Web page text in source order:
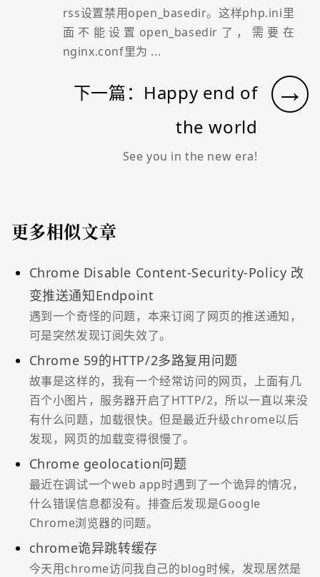
rss设置禁用open_basedir。这样php.ini里
面不能设置open_basedir了，需要在
nginx.conf里为 ...
→
下一篇：Happy end of
the world
See you in the new era!
更多相似文章
Chrome Disable Content-Security-Policy 改
变推送通知Endpoint
遇到一个奇怪的问题，本来订阅了网页的推送通知，
可是突然发现订阅失效了。
Chrome 59的HTTP/2多路复用问题
故事是这样的，我有一个经常访问的网页，上面有几
百个小图片，服务器开启了HTTP/2，所以一直以来没
有什么问题，加载很快。但是最近升级chrome以后
发现，网页的加载变得很慢了。
Chrome geolocation问题
最近在调试一个web app时遇到了一个诡异的情况，
什么错误信息都没有。排查后发现是Google
Chrome浏览器的问题。
chrome诡异跳转缓存
今天用chrome访问我自己的blog时候，发现居然是